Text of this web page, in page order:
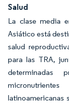
Salud
La clase media
Asiático está
salud
para las TRA,
determinadas
latinoamericanas